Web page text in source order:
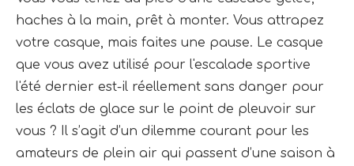
haches à la main, prêt à monter. Vous attrapez
votre casque, mais faites une pause. Le casque
que vous avez utilisé pour l'escalade sportive
l'été dernier est-il réellement sans danger pour
les éclats de glace sur le point de pleuvoir sur
vous ? Il s’agit d’un dilemme courant pour les
amateurs de plein air qui passent d’une saison à